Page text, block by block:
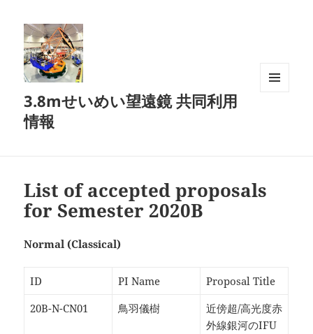
3.8mせいめい望遠鏡 共同利用
情報
List of accepted proposals
for Semester 2020B
Normal (Classical)
ID PI Name
Proposal Title
20B-N-CN01
鳥羽儀樹
近傍超/高光度赤
外線銀河のIFU